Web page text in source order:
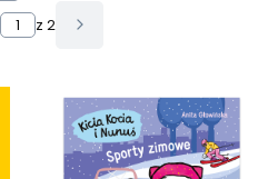
z 2 Następne produkty